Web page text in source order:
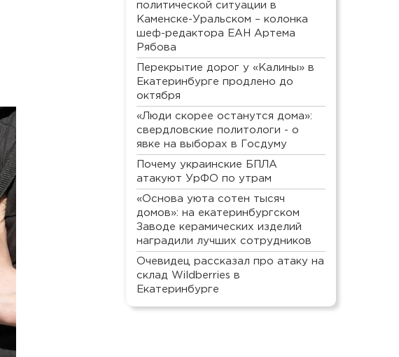
политической ситуации в
Каменске-Уральском – колонка
шеф-редактора ЕАН Артема
Рябова
Перекрытие дорог у «Калины» в
Екатеринбурге продлено до
октября
«Люди скорее останутся дома»:
свердловские политологи - о
явке на выборах в Госдуму
Почему украинские БПЛА
атакуют УрФО по утрам
«Основа уюта сотен тысяч
домов»: на екатеринбургском
Заводе керамических изделий
наградили лучших сотрудников
Очевидец рассказал про атаку на
склад Wildberries в
Екатеринбурге